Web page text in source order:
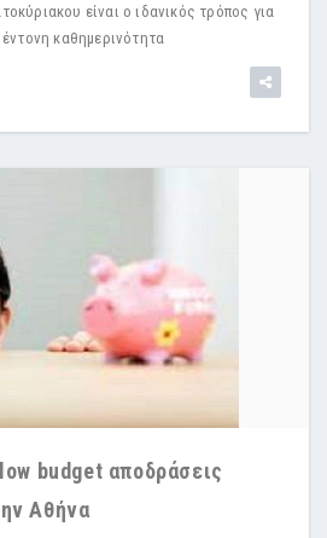
είναι ο ιδανικός τρόπος για
καθημερινότητα
budget αποδράσεις
Αθήνα